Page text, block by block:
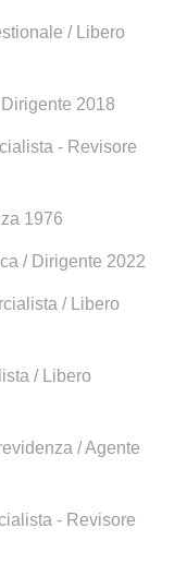
/ Libero
2018
- Revisore
1976
/ Dirigente 2022
/ Libero
/ Libero
/ Agente
- Revisore